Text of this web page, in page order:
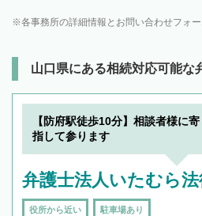
各事務所の詳細情報とお問い合わせフォ
山口県にある相続対応可能な
【防府駅徒歩10分】相談者様に
指して参ります
弁護士法人いたむら
役所から近い 駐車場あり